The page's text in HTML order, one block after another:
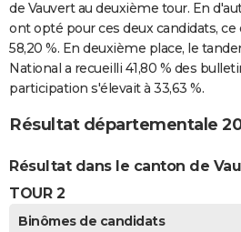
de Vauvert au deuxième tour. En
ont opté pour ces deux candidats, ce
58,20 %. En deuxième place, le
National a recueilli 41,80 % des
participation s'élevait à 33,63 %.
Résultat départementale
Résultat dans le canton de
TOUR 2
Binômes de candidats